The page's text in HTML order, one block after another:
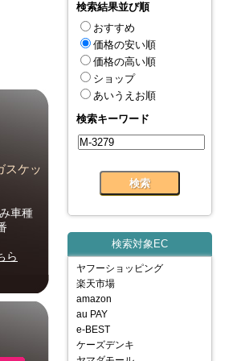
スケッ
車種
ら
検索結果並び順
おすすめ
価格の安い順
価格の高い順
ショップ
あいうえお順
検索キーワード
検索対象EC
ヤフーショッピング
楽天市場
amazon
au PAY
e-BEST
ケーズデンキ